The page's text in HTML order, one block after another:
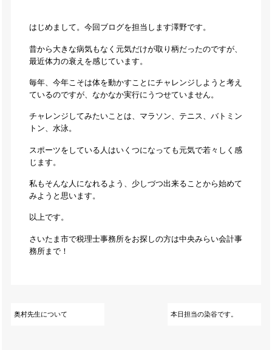
はじめまして。今回ブログを担当します澤野です。
昔から大きな病気もなく元気だけが取り柄だったのですが、
最近体力の衰えを感じています。
毎年、今年こそは体を動かすことにチャレンジしようと考え
ているのですが、なかなか実行にうつせていません。
チャレンジしてみたいことは、マラソン、テニス、バトミン
トン、水泳。
スポーツをしている人はいくつになっても元気で若々しく感
じます。
私もそんな人になれるよう、少しづつ出来ることから始めて
みようと思います。
以上です。
さいたま市で税理士事務所をお探しの方は中央みらい会計事
務所まで！
奥村先生について 本日担当の染谷です。